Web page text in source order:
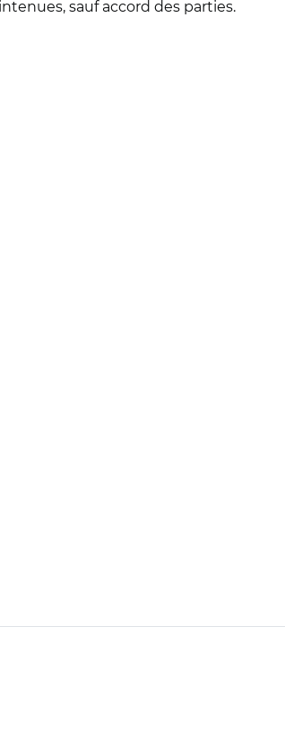
sauf accord des parties.